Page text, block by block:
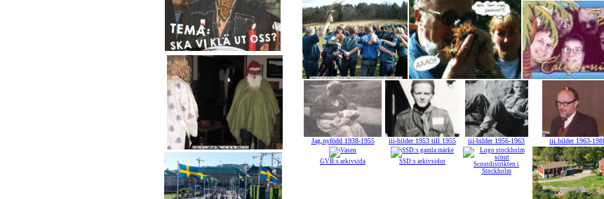
Jag,nyfödd 1938-1955 iii-bilder 1953 till 1955 iii-bilder 1956-1963 iii.bilder 1963-
GVB:s arkivsida SSD:s arkivsidor
Scoutdistrikten i
Stockholm